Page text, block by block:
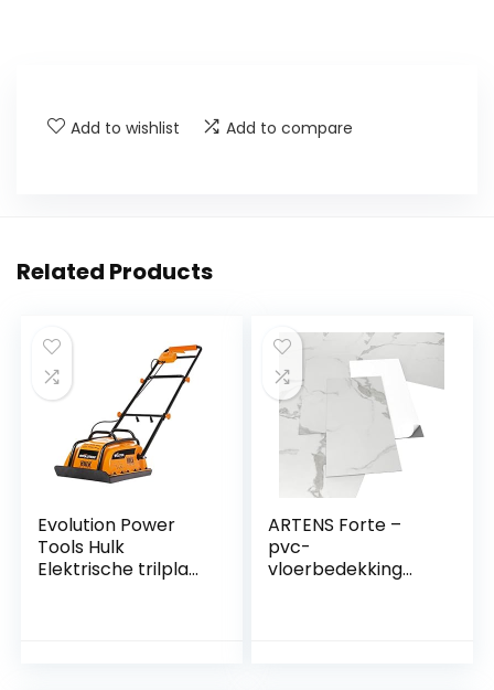
Add to wishlist Add to compare
Related Products
Evolution Power
Tools Hulk
Elektrische trilplaat
ARTENS Forte –
pvc-
vloerbedekking